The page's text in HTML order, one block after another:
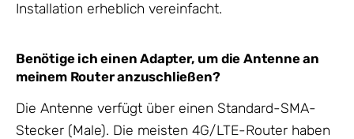
Installation erheblich vereinfacht.
Benötige ich einen Adapter, um die Antenne an
meinem Router anzuschließen?
Die Antenne verfügt über einen Standard-SMA-
Stecker (Male). Die meisten 4G/LTE-Router haben